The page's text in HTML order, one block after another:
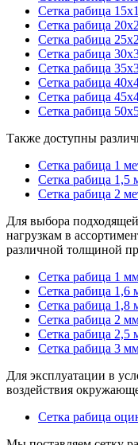
Сетка рабица
Сетка рабица
Сетка рабица
Сетка рабица
Сетка рабица
Сетка рабица
Сетка рабица
Сетка рабица
Также доступны
Сетка рабица 1
Сетка рабица 1,5
Сетка рабица 2
Для выбора
нагрузкам в
различной толщиной
Сетка рабица 1
Сетка рабица 1,6
Сетка рабица 1,8
Сетка рабица 2
Сетка рабица 2,5
Сетка рабица 3
Для эксплуатации в
воздействия
Сетка рабица